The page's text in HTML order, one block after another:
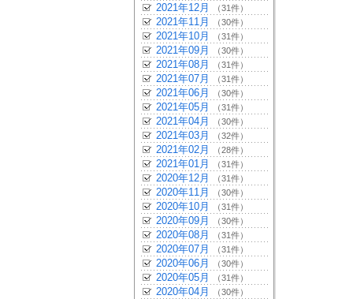
2021年12月 （31件）
2021年11月 （30件）
2021年10月 （31件）
2021年09月 （30件）
2021年08月 （31件）
2021年07月 （31件）
2021年06月 （30件）
2021年05月 （31件）
2021年04月 （30件）
2021年03月 （32件）
2021年02月 （28件）
2021年01月 （31件）
2020年12月 （31件）
2020年11月 （30件）
2020年10月 （31件）
2020年09月 （30件）
2020年08月 （31件）
2020年07月 （31件）
2020年06月 （30件）
2020年05月 （31件）
2020年04月 （30件）